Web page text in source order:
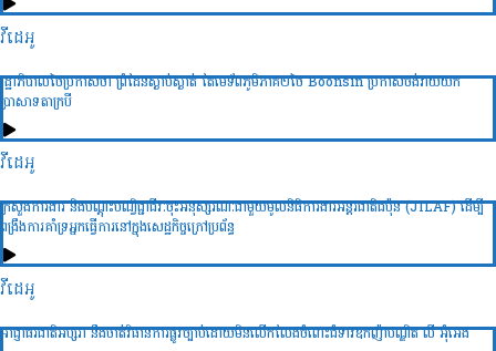
វីដេអូ
រដ្ឋាភិបាលថៃប្រកាសថា ព្រំដែនស្ងាប់ស្ងាត់ តែមេទ័ពភូមិភាគ២ថៃ Boonsin ប្រកាសចង់វាយយក
ប្រាសាទតាក្របី
វីដេអូ
ក្រសួងការងារ និងបណ្ដុះបណ្វិជ្ជាជីវៈចុះអនុស្សរណៈជាមួយមូលនិធិការងារអន្ដរជាតិជប៉ុន (JILAF) ដើម្បី
ពង្រឹងការគាំទ្រអ្នកធ្វើការនៅក្នុងសេដ្ឋកិច្ចក្រៅប្រព័ន្ធ
វីដេអូ
អាជ្ញាធរជាតិអប្សរា នឹងចាត់វិធានការផ្លូវច្បាប់ដោយមិនលើកលែងចំពោះជំទាវឧកញ៉ាបណ្ឌិត លី អ៊ុំអេង